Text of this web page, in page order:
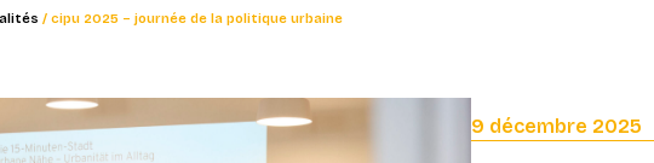
/ cipu 2025 – journée de la politique urbaine
9 décembre 2025